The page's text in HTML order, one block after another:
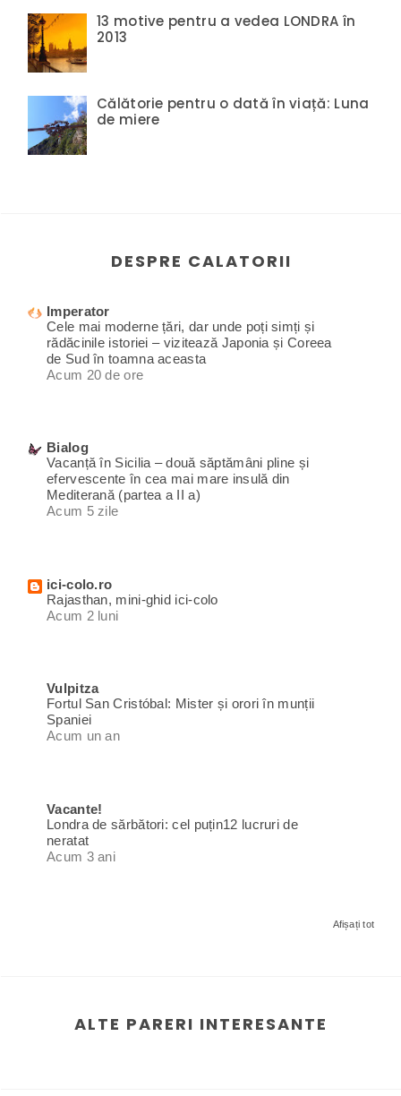
13 motive pentru a vedea LONDRA în
2013
Călătorie pentru o dată în viață: Luna
de miere
DESPRE CALATORII
Imperator
Cele mai moderne țări, dar unde poți simți și
rădăcinile istoriei – vizitează Japonia și Coreea
de Sud în toamna aceasta
Acum 20 de ore
Bialog
Vacanță în Sicilia – două săptămâni pline și
efervescente în cea mai mare insulă din
Mediterană (partea a II a)
Acum 5 zile
ici-colo.ro
Rajasthan, mini-ghid ici-colo
Acum 2 luni
Vulpitza
Fortul San Cristóbal: Mister și orori în munții
Spaniei
Acum un an
Vacante!
Londra de sărbători: cel puțin12 lucruri de
neratat
Acum 3 ani
Afișați tot
ALTE PARERI INTERESANTE